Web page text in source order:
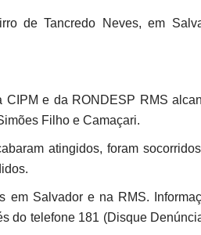
de Tancredo Neves, em
e da RONDESP RMS
Filho e Camaçari.
atingidos, foram
em Salvador e na RMS.
do telefone 181 (Disque